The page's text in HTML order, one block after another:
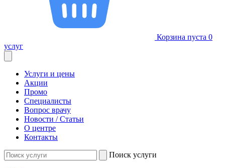
Корзина пуста 0
услуг
Услуги и цены
Акции
Промо
Специалисты
Вопрос врачу
Новости / Статьи
О центре
Контакты
Поиск услуги